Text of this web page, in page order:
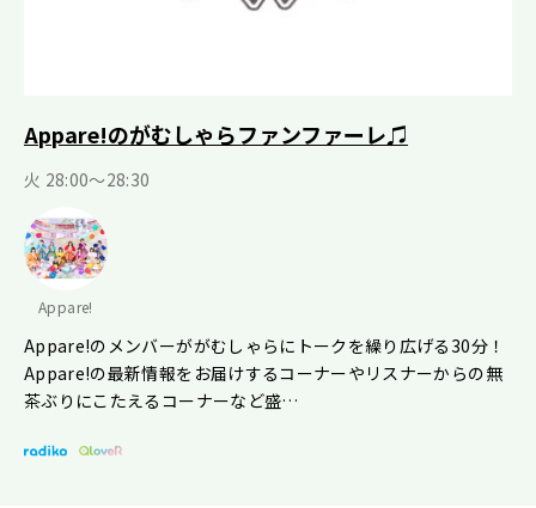
Appare!のがむしゃらファンファーレ♫
火 28:00～28:30
Appare!
Appare!のメンバーががむしゃらにトークを繰り広げる30分！
Appare!の最新情報をお届けするコーナーやリスナーからの無
茶ぶりにこたえるコーナーなど盛…